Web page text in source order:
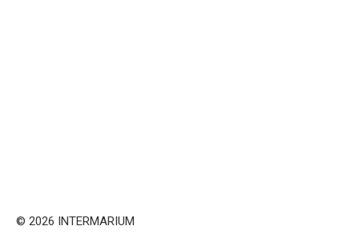
© 2026 INTERMARIUM